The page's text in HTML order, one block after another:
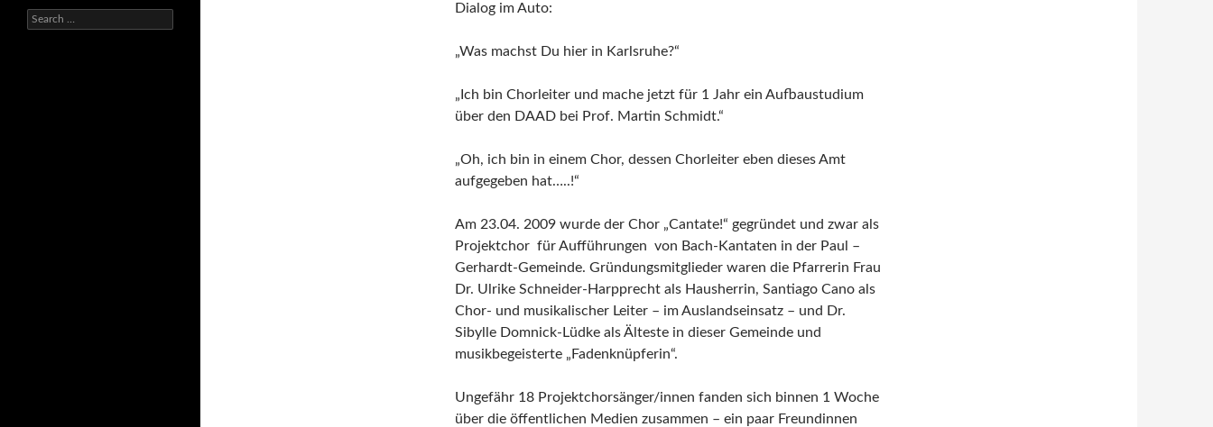
Dialog im Auto:
„Was machst Du hier in Karlsruhe?“
„Ich bin Chorleiter und mache jetzt für 1 Jahr ein Aufbaustudium
über den DAAD bei Prof. Martin Schmidt.“
„Oh, ich bin in einem Chor, dessen Chorleiter eben dieses Amt
aufgegeben hat…..!“
Am 23.04. 2009 wurde der Chor „Cantate!“ gegründet und zwar als
Projektchor für Aufführungen von Bach-Kantaten in der Paul –
Gerhardt-Gemeinde. Gründungsmitglieder waren die Pfarrerin Frau
Dr. Ulrike Schneider-Harpprecht als Hausherrin, Santiago Cano als
Chor- und musikalischer Leiter – im Auslandseinsatz – und Dr.
Sibylle Domnick-Lüdke als Älteste in dieser Gemeinde und
musikbegeisterte „Fadenknüpferin“.
Ungefähr 18 Projektchorsänger/innen fanden sich binnen 1 Woche
über die öffentlichen Medien zusammen – ein paar Freundinnen
Search
for: